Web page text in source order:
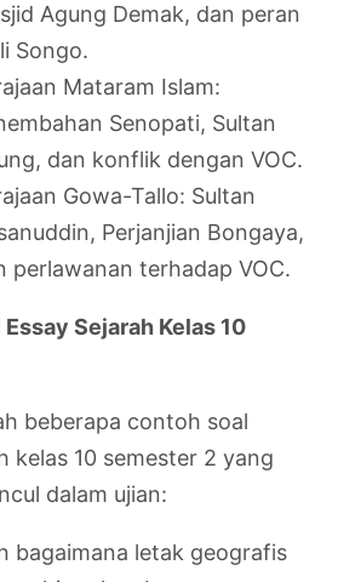
Agung Demak, dan peran
Songo.
Mataram Islam:
Senopati, Sultan
dan konflik dengan VOC.
Gowa-Tallo: Sultan
Perjanjian Bongaya,
perlawanan terhadap VOC.
Sejarah Kelas 10
beberapa contoh soal
kelas 10 semester 2 yang
dalam ujian:
bagaimana letak geografis